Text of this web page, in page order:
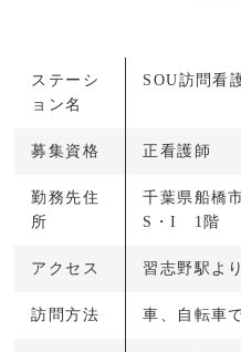
ステーシ
ョン名
SOU訪問看
募集資格 正看護師
勤務先住
所
千葉県船橋
S・I 1階
アクセス 習志野駅よ
訪問方法 車、自転車